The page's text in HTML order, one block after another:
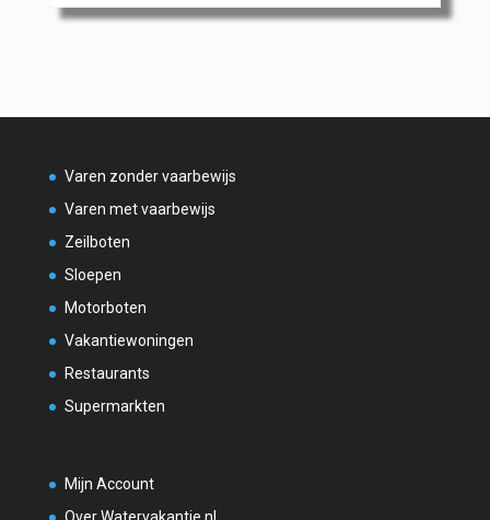
Varen zonder vaarbewijs
Varen met vaarbewijs
Zeilboten
Sloepen
Motorboten
Vakantiewoningen
Restaurants
Supermarkten
Mijn Account